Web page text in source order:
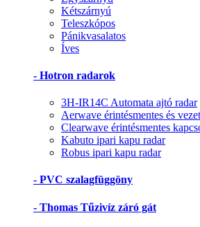
Kétszárnyú
Teleszkópos
Pánikvasalatos
Íves
- Hotron radarok
3H-IR14C Automata ajtó radar
Aerwave érintésmentes és
Clearwave érintésmentes
Kabuto ipari kapu radar
Robus ipari kapu radar
- PVC szalagfüggöny
- Thomas Tűzivíz záró gát